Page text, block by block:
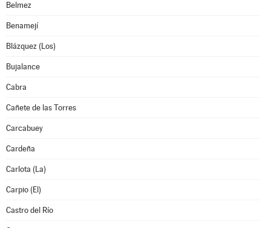
Belmez
Benamejí
Blázquez (Los)
Bujalance
Cabra
Cañete de las Torres
Carcabuey
Cardeña
Carlota (La)
Carpio (El)
Castro del Río